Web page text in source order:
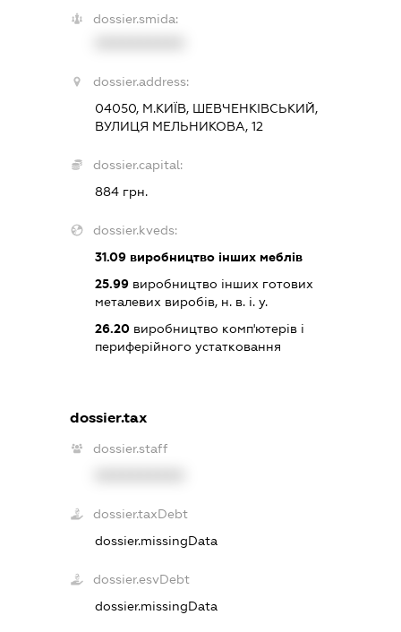
dossier.smida:
dossier.address:
04050, М.КИЇВ, ШЕВЧЕНКІВСЬКИЙ,
ВУЛИЦЯ МЕЛЬНИКОВА, 12
dossier.capital:
884 грн.
dossier.kveds:
31.09виробництво інших меблів
25.99виробництво інших готових
металевих виробів, н. в. і. у.
26.20виробництво комп'ютерів і
периферійного устатковання
dossier.tax
dossier.staff
dossier.taxDebt
dossier.missingData
dossier.esvDebt
dossier.missingData